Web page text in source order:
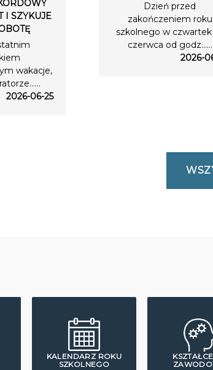
I SZYKUJE
wakacje,
2026-06-25
Dzień przed
zakończeniem roku
szkolnego w czwartek
czerwca od godz…...
2026-
KALENDARZ ROKU
SZKOLNEGO